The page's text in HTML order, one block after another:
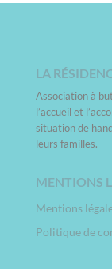
LA
Association à
l’accueil et
situation de
leurs familles.
MENTIONS
Mentions
Politique de